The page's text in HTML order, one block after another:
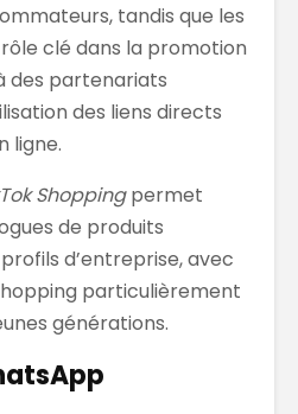
tandis que les
clé dans la promotion
des partenariats
des liens directs
ligne.
Shoppingpermet
de produits
d’entreprise, avec
particulièrement
générations.